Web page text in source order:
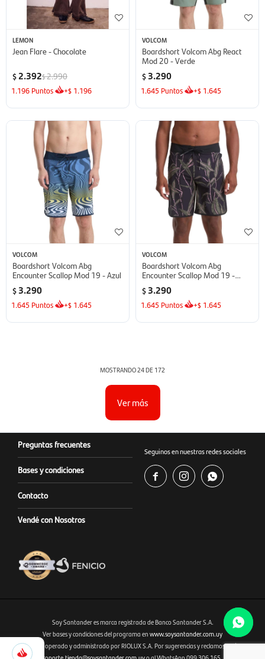
Selecciona
1.345
LEMON
Jean Flare - Chocolate
$ 2.392$2.990
1.196 Puntos +$ 1.196
VOLCOM
Boardshort Volcom Abg React
Mod 20 - Verde
$ 3.290
1.645 Puntos +$ 1.645
VOLCOM
Boardshort Volcom Abg
Encounter Scallop Mod 19 - Azul
$ 3.290
1.645 Puntos +$ 1.645
VOLCOM
Boardshort Volcom Abg
Encounter Scallop Mod 19 -
$ 3.290
1.645 Puntos +$ 1.645
MOSTRANDO24DE 172
Ver más
Preguntas frecuentes
Bases y condiciones
Contacto
Vendé con Nosotros
Seguinos en nuestras redes sociales
  
Fenicio eCommerce Uruguay
Soy Santander es marca registrada de Banco Santander S.A.
Ver bases y condiciones del programa en www.soysantander.com.uy
Este sitio es operado y administrado por RIOLUX S.A. Por sugerencias y reclamos, diríjase a